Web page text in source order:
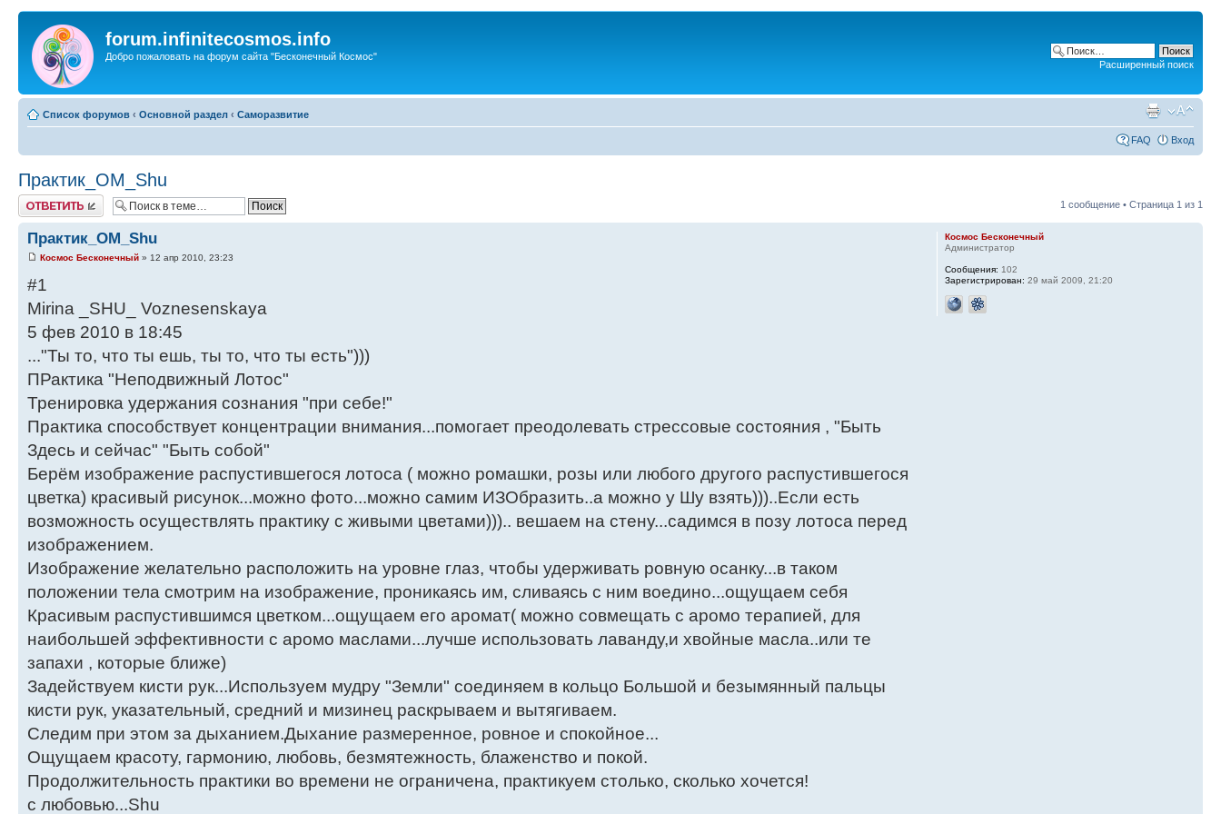
forum.infinitecosmos.info
Добро пожаловать на форум сайта "Бесконечный Космос"
Расширенный поиск
Список форумов ‹ Основной раздел ‹ Саморазвитие
FAQ Вход
Практик_ОМ_Shu
Ответить 1 сообщение • Страница 1 из 1
Практик_ОМ_Shu
Космос Бесконечный » 12 апр 2010, 23:23
#1
Mirina _SHU_ Voznesenskaya
5 фев 2010 в 18:45
..."Ты то, что ты ешь, ты то, что ты есть")))
ПРактика "Неподвижный Лотос"
Тренировка удержания сознания "при себе!"
Практика способствует концентрации внимания...помогает преодолевать стрессовые состояния , "Быть
Здесь и сейчас" "Быть собой"
Берём изображение распустившегося лотоса ( можно ромашки, розы или любого другого распустившегося
цветка) красивый рисунок...можно фото...можно самим ИЗОбразить..а можно у Шу взять)))..Если есть
возможность осуществлять практику с живыми цветами))).. вешаем на стену...садимся в позу лотоса перед
изображением.
Изображение желательно расположить на уровне глаз, чтобы удерживать ровную осанку...в таком
положении тела смотрим на изображение, проникаясь им, сливаясь с ним воедино...ощущаем себя
Красивым распустившимся цветком...ощущаем его аромат( можно совмещать с аромо терапией, для
наибольшей эффективности с аромо маслами...лучше использовать лаванду,и хвойные масла..или те
запахи , которые ближе)
Задействуем кисти рук...Используем мудру "Земли" соединяем в кольцо Большой и безымянный пальцы
кисти рук, указательный, средний и мизинец раскрываем и вытягиваем.
Следим при этом за дыханием.Дыхание размеренное, ровное и спокойное...
Ощущаем красоту, гармонию, любовь, безмятежность, блаженство и покой.
Продолжительность практики во времени не ограничена, практикуем столько, сколько хочется!
c любовью...Shu
Космос Бесконечный
Администратор
Сообщения: 102
Зарегистрирован: 29 май 2009, 21:20